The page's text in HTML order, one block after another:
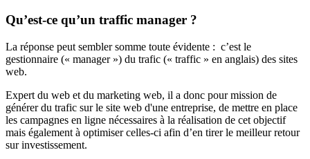
Qu’est-ce qu’un traffic manager ?
La réponse peut sembler somme toute évidente : c’est le
gestionnaire (« manager ») du trafic (« traffic » en anglais) des sites
web.
Expert du web et du marketing web, il a donc pour mission de
générer du trafic sur le site web d'une entreprise, de mettre en place
les campagnes en ligne nécessaires à la réalisation de cet objectif
mais également à optimiser celles-ci afin d’en tirer le meilleur retour
sur investissement.